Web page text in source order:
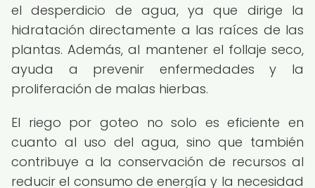
el desperdicio de agua, ya que dirige la
hidratación directamente a las raíces de las
plantas. Además, al mantener el follaje seco,
ayuda a prevenir enfermedades y la
proliferación de malas hierbas.
El riego por goteo no solo es eficiente en
cuanto al uso del agua, sino que también
contribuye a la conservación de recursos al
reducir el consumo de energía y la necesidad